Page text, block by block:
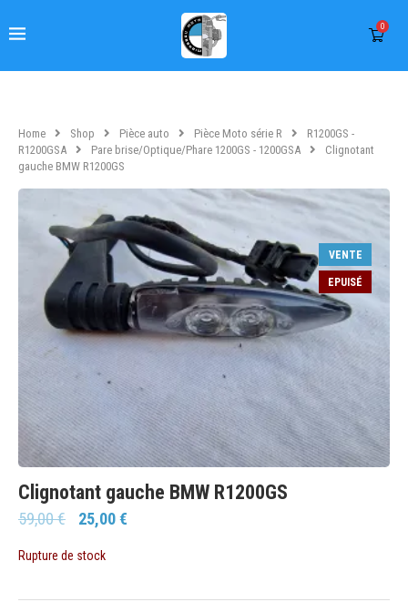
0
Home Shop Pièce auto Pièce Moto série R
R1200GS -
R1200GSA
Pare brise/Optique/Phare 1200GS - 1200GSA
Clignotant
gauche BMW R1200GS
VENTE
EPUISÉ
Clignotant gauche BMW R1200GS
59,00€ 25,00€
Rupture de stock